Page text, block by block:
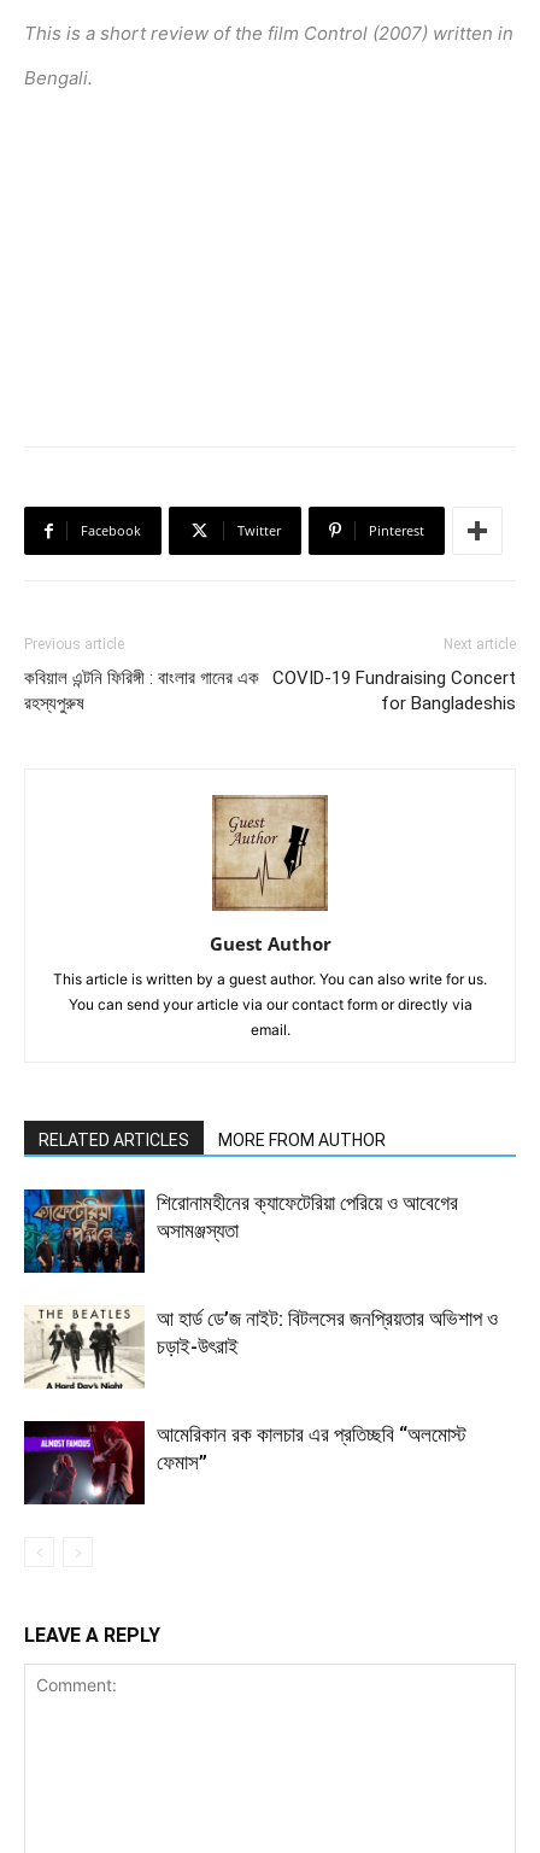
This is a short review of the film Control (2007) written in
Bengali.
Facebook Twitter Pinterest
Previous article
কবিয়াল এন্টনি ফিরিঙ্গী : বাংলার গানের এক
রহস্যপুরুষ
Next article
COVID-19 Fundraising Concert
for Bangladeshis
Guest Author
This article is written by a guest author. You can also write for us.
You can send your article via our contact form or directly via
email.
RELATED ARTICLES MORE FROM AUTHOR
শিরোনামহীনের ক্যাফেটেরিয়া পেরিয়ে ও আবেগের
অসামঞ্জস্যতা
আ হার্ড ডে’জ নাইট: বিটলসের জনপ্রিয়তার অভিশাপ ও
চড়াই-উৎরাই
আমেরিকান রক কালচার এর প্রতিচ্ছবি “অলমোস্ট
ফেমাস”
LEAVE A REPLY